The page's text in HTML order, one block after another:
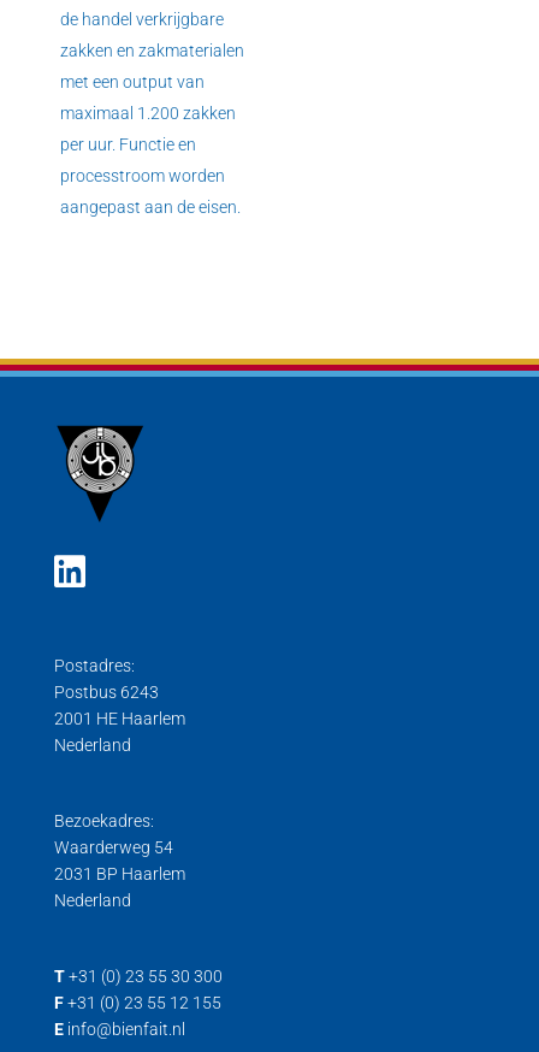
de handel verkrijgbare
zakken en zakmaterialen
met een output van
maximaal 1.200 zakken
per uur. Functie en
processtroom worden
aangepast aan de eisen.
Postadres:
Postbus 6243
2001 HE Haarlem
Nederland
Bezoekadres:
Waarderweg 54
2031 BP Haarlem
Nederland
T +31 (0) 23 55 30 300
F +31 (0) 23 55 12 155
E info@bienfait.nl